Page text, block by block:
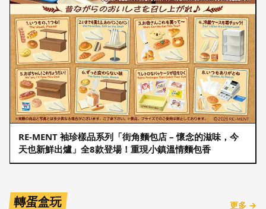
RE-MENT 袖珍樣品系列「街角麵包店 – 懷念的滋味，今
天也新鮮出爐」全8款登場！重現小鎮溫情麵包香
轉蛋盒玩 更多 →